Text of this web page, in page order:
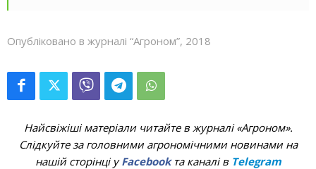
Опубліковано в журналі “Агроном”, 2018
Найсвіжіші матеріали читайте в журналі «Агроном».
Слідкуйте за головними агрономічними новинами на
нашій сторінці уFacebookта каналі в Telegram